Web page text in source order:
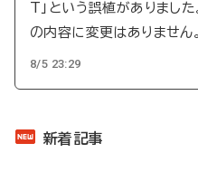
T」という誤植がありまし
の内容に変更はありません。
8/5 23:29
新着記事